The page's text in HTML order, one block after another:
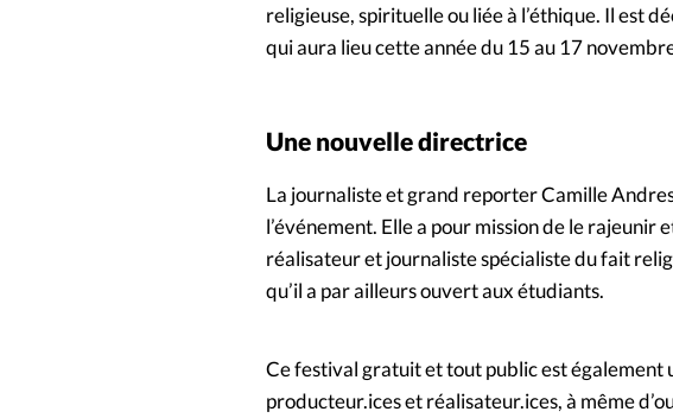
religieuse, spirituelle ou liée à l’éthique. Il est
qui aura lieu cette année du 15 au 17
Une nouvelle directrice
La journaliste et grand reporter Camille
l’événement. Elle a pour mission de le
réalisateur et journaliste spécialiste du fait
qu’il a par ailleurs ouvert aux étudiants.
Ce festival gratuit et tout public est également
producteur.ices et réalisateur.ices, à même